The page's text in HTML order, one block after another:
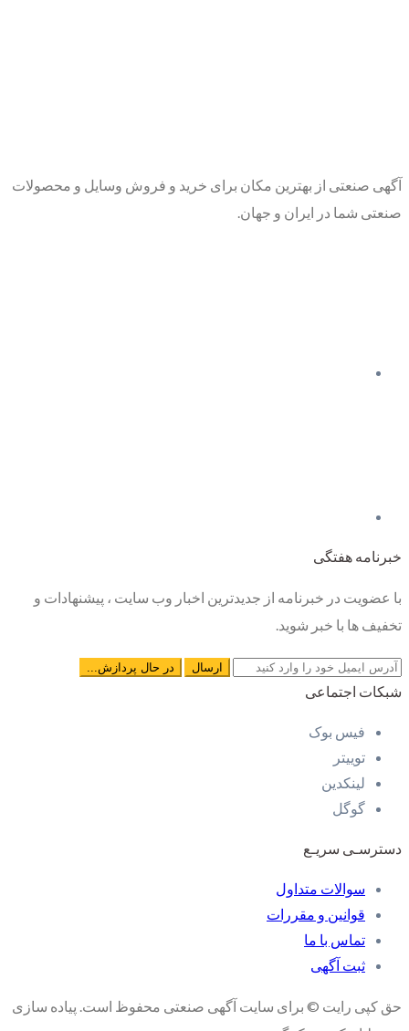
آگهی صنعتی از بهترین مکان برای خرید و فروش وسایل و محصولات
صنعتی شما در ایران و جهان.
خبرنامه هفتگی
با عضویت در خبرنامه از جدیدترین اخبار وب سایت ، پیشنهادات و
تخفیف ها با خبر شوید.
شبکات اجتماعی
فیس بوک
توییتر
لینکدین
گوگل
دسترسـی سریـع
سوالات متداول
قوانین و مقررات
تماس با ما
ثبت آگهی
حق کپی رایت © برای سایت آگهی صنعتی محفوظ است. پیاده سازی